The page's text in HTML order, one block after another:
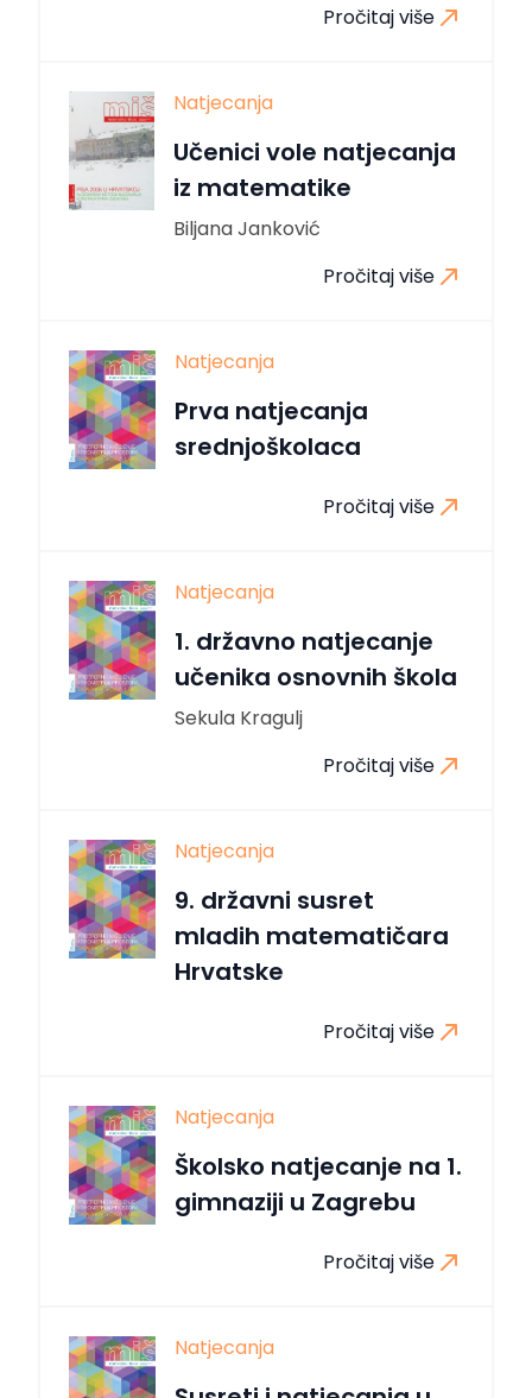
Pročitaj više
Natjecanja
Učenici vole natjecanja
iz matematike
Biljana Janković
Pročitaj više
Natjecanja
Prva natjecanja
srednjoškolaca
Pročitaj više
Natjecanja
1. državno natjecanje
učenika osnovnih škola
Sekula Kragulj
Pročitaj više
Natjecanja
9. državni susret
mladih matematičara
Hrvatske
Pročitaj više
Natjecanja
Školsko natjecanje na 1.
gimnaziji u Zagrebu
Pročitaj više
Natjecanja